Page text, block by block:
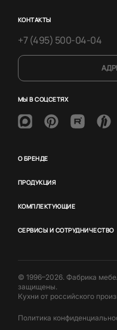
КОНТАКТЫ
+7 (495) 500-04-04
МЫ В СОЦСЕТЯХ
О БРЕНДЕ
ПРОДУКЦИЯ
КОМПЛЕКТУЮЩИЕ
СЕРВИСЫ И СОТРУДНИЧЕСТВО
© 1996–2026. Фабрика
защищены.
Кухни от российского
Политика